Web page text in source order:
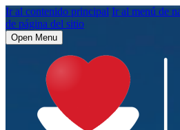
Ir al contenido principal Ir al menú de
de página del sitio
Open Menu